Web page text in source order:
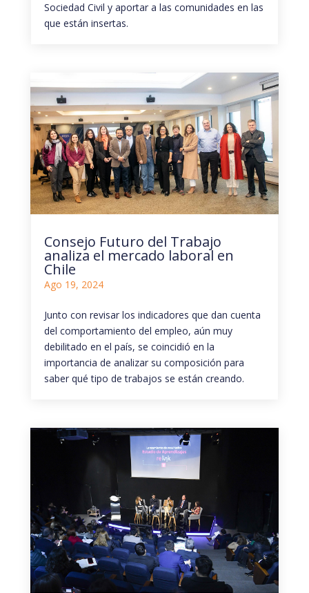
Sociedad Civil y aportar a las comunidades en las
que están insertas.
Consejo Futuro del Trabajo
analiza el mercado laboral en
Chile
Ago 19, 2024
Junto con revisar los indicadores que dan cuenta
del comportamiento del empleo, aún muy
debilitado en el país, se coincidió en la
importancia de analizar su composición para
saber qué tipo de trabajos se están creando.